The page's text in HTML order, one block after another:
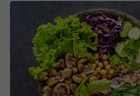
Dieta care ar putea proteja
decât cea mediteraneană